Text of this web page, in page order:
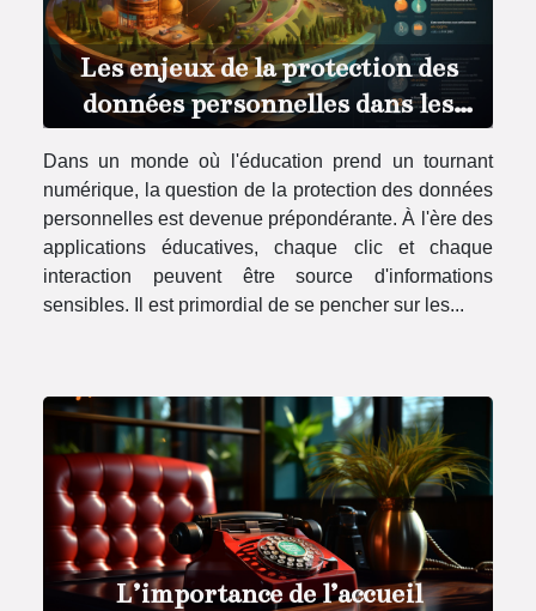
Les enjeux de la protection des
données personnelles dans les
numériques
Dans un monde où l'éducation prend un tournant
numérique, la question de la protection des données
personnelles est devenue prépondérante. À l'ère des
applications éducatives, chaque clic et chaque
interaction peuvent être source d'informations
sensibles. Il est primordial de se pencher sur les...
L’importance de l’accueil